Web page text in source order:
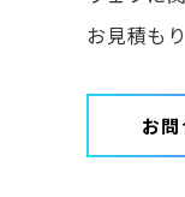
お見積も
お